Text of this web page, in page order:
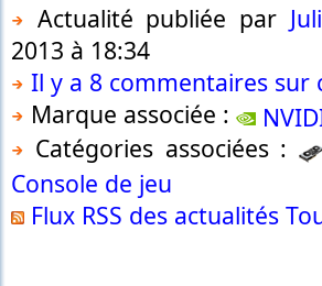
Actualité publiée par
2013 à 18:34
Il y a 8 commentaires sur
Marque associée :
Catégories associées :
Console de jeu
Flux RSS des actualités